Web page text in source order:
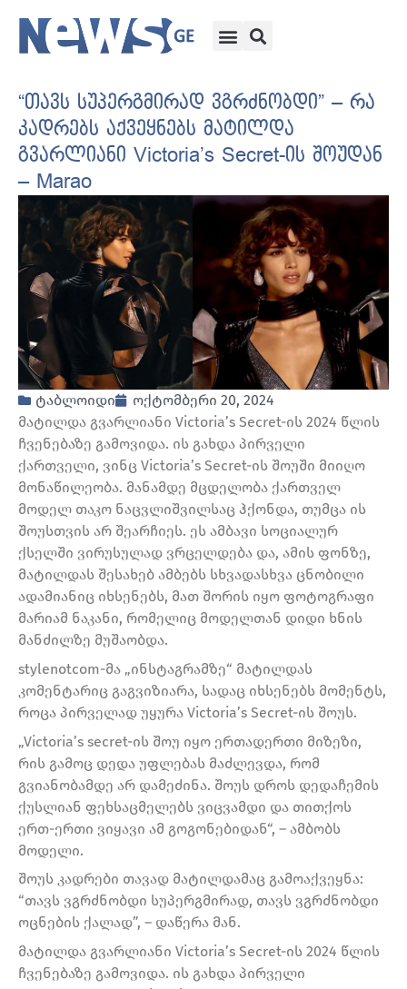
“თავს სუპერგმირად ვგრძნობდი” – რა
კადრებს აქვეყნებს მატილდა
გვარლიანი Victoria’s Secret-ის შოუდან
– Marao
ტაბლოიდი
ოქტომბერი 20, 2024
მატილდა გვარლიანი Victoria’s Secret-ის 2024 წლის
ჩვენებაზე გამოვიდა. ის გახდა პირველი
ქართველი, ვინც Victoria’s Secret-ის შოუში მიიღო
მონაწილეობა. მანამდე მცდელობა ქართველ
მოდელ თაკო ნაცვლიშვილსაც ჰქონდა, თუმცა ის
შოუსთვის არ შეარჩიეს. ეს ამბავი სოციალურ
ქსელში ვირუსულად ვრცელდება და, ამის ფონზე,
მატილდას შესახებ ამბებს სხვადასხვა ცნობილი
ადამიანიც იხსენებს, მათ შორის იყო ფოტოგრაფი
მარიამ ნაკანი, რომელიც მოდელთან დიდი ხნის
მანძილზე მუშაობდა.
stylenotcom-მა „ინსტაგრამზე“ მატილდას
კომენტარიც გაგვიზიარა, სადაც იხსენებს მომენტს,
როცა პირველად უყურა Victoria’s Secret-ის შოუს.
„Victoria’s secret-ის შოუ იყო ერთადერთი მიზეზი,
რის გამოც დედა უფლებას მაძლევდა, რომ
გვიანობამდე არ დამეძინა. შოუს დროს დედაჩემის
ქუსლიან ფეხსაცმელებს ვიცვამდი და თითქოს
ერთ-ერთი ვიყავი ამ გოგონებიდან“, – ამბობს
მოდელი.
შოუს კადრები თავად მატილდამაც გამოაქვეყნა:
“თავს ვგრძნობდი სუპერგმირად, თავს ვგრძნობდი
ოცნების ქალად”, – დაწერა მან.
მატილდა გვარლიანი Victoria’s Secret-ის 2024 წლის
ჩვენებაზე გამოვიდა. ის გახდა პირველი